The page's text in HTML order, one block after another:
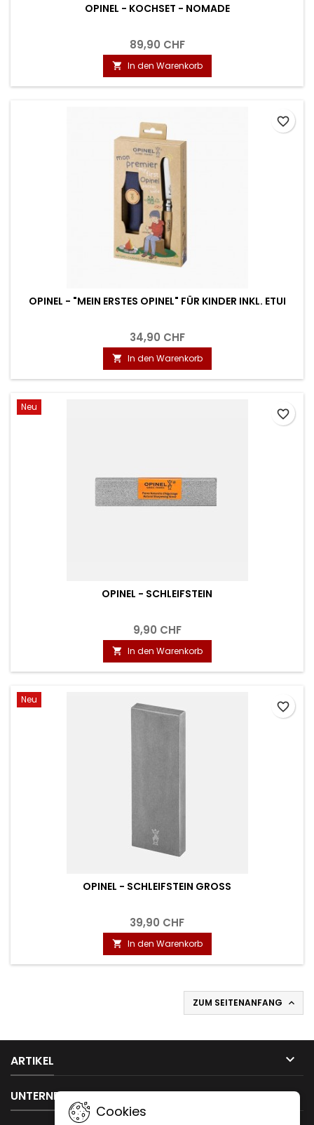
OPINEL - KOCHSET - NOMADE
89,90 CHF
 In den Warenkorb
OPINEL - "MEIN ERSTES OPINEL" FÜR KINDER INKL. ETUI
34,90 CHF
 In den Warenkorb
favorite_border
Neu
OPINEL - SCHLEIFSTEIN
9,90 CHF
 In den Warenkorb
favorite_border
Neu
OPINEL - SCHLEIFSTEIN GROSS
39,90 CHF
 In den Warenkorb
favorite_border
ZUM SEITENANFANG 
ARTIKEL 
UNTERNEHMEN 
Cookies